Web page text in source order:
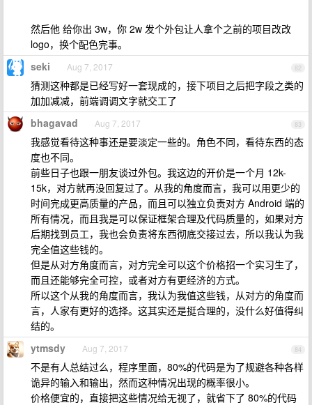
然后他 给你出 3w，你 2w 发个外包让人拿个之前的项目改改
logo，换个配色完事。
82
seki Aug 7, 2017
猜测这种都是已经写好一套现成的，接下项目之后把字段之类的
加加减减，前端调调文字就交工了
83
bhagavad Aug 7, 2017
我感觉看待这种事还是要淡定一些的。角色不同，看待东西的态
度也不同。
前些日子也跟一朋友谈过外包。我这边的开价是一个月 12k-
15k，对方就再没回复过了。从我的角度而言，我可以用更少的
时间完成更高质量的产品，而且可以独立负责对方 Android 端的
所有情况，而且我是可以保证框架合理及代码质量的，如果对方
后期找到员工，我也会负责将东西彻底交接过去，所以我认为我
完全值这些钱的。
但是从对方角度而言，对方完全可以这个价格招一个实习生了，
而且还能够完全可控，或者对方有更经济的方式。
所以这个从我的角度而言，我认为我值这些钱，从对方的角度而
言，人家有更好的选择。这其实还是挺合理的，没什么好值得纠
结的。
84
ytmsdy Aug 7, 2017
不是有人总结过么，程序里面，80%的代码是为了规避各种各样
诡异的输入和输出，然而这种情况出现的概率很小。
价格便宜的，直接把这些情况给无视了，就省下了 80%的代码